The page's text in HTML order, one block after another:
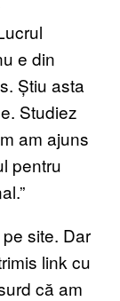
e din
Știu asta
Studiez
am ajuns
pentru
site. Dar
link cu
că am